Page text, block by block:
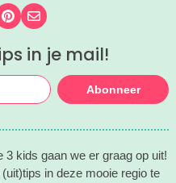
op Facebook
ons op Instagram
Volg ons op Pinterest
Mail ons
in je mail!
Abonneer
kids gaan we er graag op uit!
in deze mooie regio te